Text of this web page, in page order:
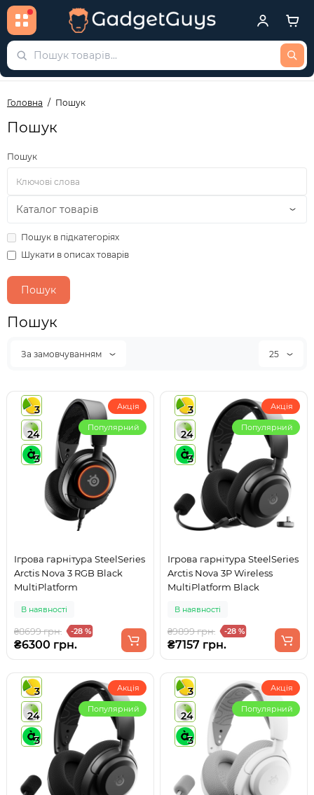
Головна Пошук
Пошук
Пошук
Пошук в підкатегоріях
Шукати в описах товарів
Пошук
За замовчуванням 25
3
24
3
Акція
Популярний
Ігрова гарнітура SteelSeries
Arctis Nova 3 RGB Black
MultiPlatform
В наявності
₴8699 грн. -28 %
₴6300 грн.
3
24
3
Акція
Популярний
Ігрова гарнітура SteelSeries
Arctis Nova 3P Wireless
MultiPlatform Black
В наявності
₴9899 грн. -28 %
₴7157 грн.
3
24
3
Акція
Популярний
3
24
3
Акція
Популярний